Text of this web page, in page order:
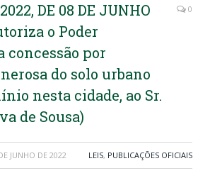
DE 08 DE JUNHO
o Poder
concessão por
do solo urbano
nesta cidade, ao Sr.
de Sousa)
0
JUNHO DE 2022 LEIS, PUBLICAÇÕES OFICIAIS